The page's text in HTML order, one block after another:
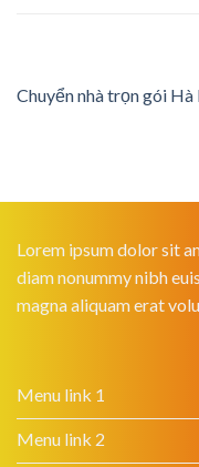
Chuyển nhà trọn gói
Lorem ipsum dolor sit
diam nonummy nibh
magna aliquam erat
Menu link 1
Menu link 2